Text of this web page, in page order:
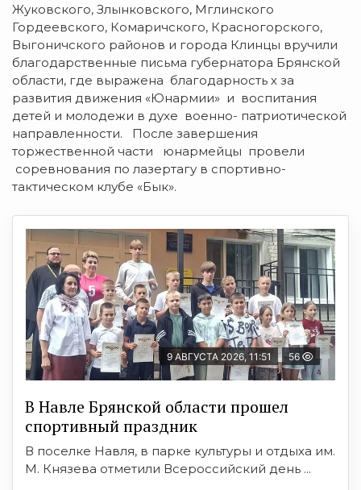
Жуковского, Злынковского, Мглинского
Гордеевского, Комаричского, Красногорского,
Выгоничского районов и города Клинцы вручили
благодарственные письма губернатора Брянской
области, где выражена благодарность х за
развития движения «Юнармии» и воспитания
детей и молодежи в духе военно- патриотической
направленности. После завершения
торжественной части юнармейцы провели
соревнования по лазертагу в спортивно-
тактическом клубе «Бык».
9 АВГУСТА 2026, 11:51 56
В Навле Брянской области прошел
спортивный праздник
В поселке Навля, в парке культуры и отдыха им.
М. Князева отметили Всероссийский день ...